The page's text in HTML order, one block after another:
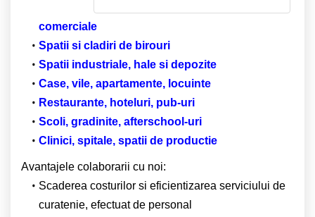
comerciale
Spatii si cladiri de birouri
Spatii industriale, hale si depozite
Case, vile, apartamente, locuinte
Restaurante, hoteluri, pub-uri
Scoli, gradinite, afterschool-uri
Clinici, spitale, spatii de productie
Avantajele colaborarii cu noi:
Scaderea costurilor si eficientizarea serviciului de
curatenie, efectuat de personal